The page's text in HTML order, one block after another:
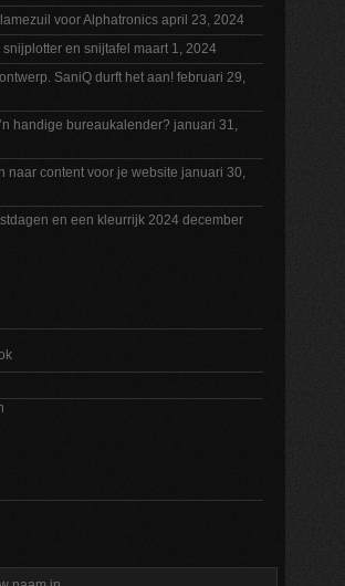
voor Alphatronics april 23, 2024
en snijtafel maart 1, 2024
SaniQ durft het aan! februari 29,
handige bureaukalender? januari 31,
naar content voor je website januari 30,
en een kleurrijk 2024 december